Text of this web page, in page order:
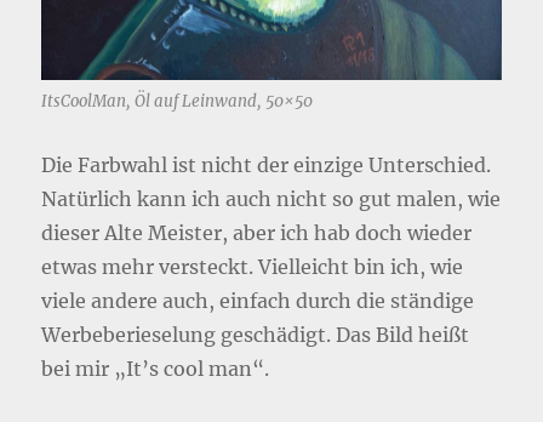
ItsCoolMan, Öl auf Leinwand, 50×50
Die Farbwahl ist nicht der einzige Unterschied.
Natürlich kann ich auch nicht so gut malen, wie
dieser Alte Meister, aber ich hab doch wieder
etwas mehr versteckt. Vielleicht bin ich, wie
viele andere auch, einfach durch die ständige
Werbeberieselung geschädigt. Das Bild heißt
bei mir „It’s cool man“.